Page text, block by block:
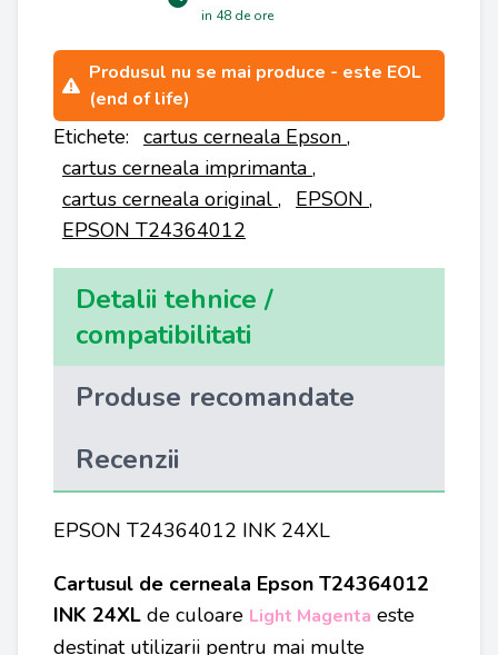
in 48 de ore
Produsul nu se mai produce - este EOL
(end of life)
Etichete: cartus cerneala Epson ,
cartus cerneala imprimanta ,
cartus cerneala original , EPSON ,
EPSON T24364012
Detalii tehnice /
compatibilitati
Produse recomandate
Recenzii
EPSON T24364012 INK 24XL
Cartusul de cerneala Epson T24364012
INK 24XL de culoare Light Magenta este
destinat utilizarii pentru mai multe